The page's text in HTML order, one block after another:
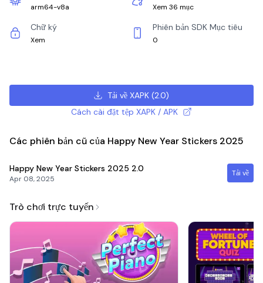
arm64-v8a Xem 36 mục
Chữ ký
Xem
Phiên bản SDK Mục tiêu
0
Tải về XAPK (2.0)
Cách cài đặt tệp XAPK / APK
Các phiên bản cũ của Happy New Year Stickers 2025
Happy New Year Stickers 2025 2.0
Apr 08, 2025
Tải về
Trò chơi trực tuyến